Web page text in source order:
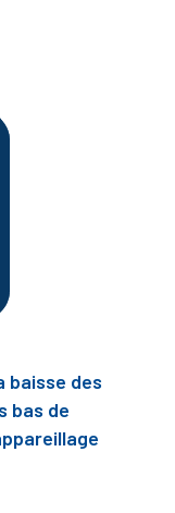
baisse des
bas de